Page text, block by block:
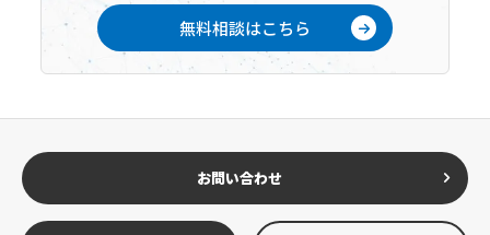
無料相談はこちら
お問い合わせ